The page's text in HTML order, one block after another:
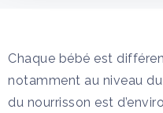
Chaque bébé est
notamment au niveau
du nourrisson est